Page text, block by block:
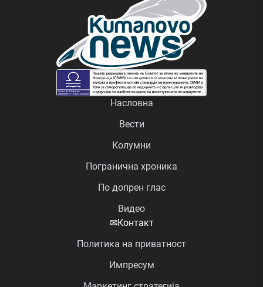
Насловна
Вести
Колумни
Погранична хроника
По допрен глас
Видео
✉Контакт
Политика на приватност
Импресум